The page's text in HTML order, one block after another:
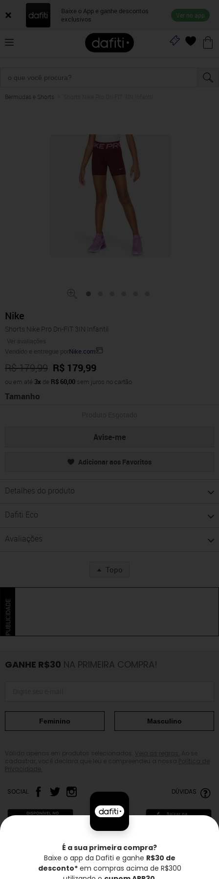
Baixe o App e ganhe descontos
exclusivos
Ver no app
Bermudas e Shorts
Nike
Shorts Nike Pro Dri-FIT 3IN Infantil
Ver avaliações
Vendido e entregue porNike.com
R$ 179,99 R$ 179,99
ou em até 3x de R$ 60,00 sem juros no cartão
Tamanho
Avise-me
Adicionar aos Favoritos
Detalhes do produto
Dafiti Eco
Avaliações
Topo
PUBLICIDADE
GANHE R$30 NA PRIMEIRA COMPRA!
Feminino Masculino
SOCIAL DÚVIDAS
Frete grátis* Troca grátis Entrega rápida
É a sua primeira compra?
Baixe o app da Dafiti e ganhe R$30 de
desconto*em compras acima de R$300